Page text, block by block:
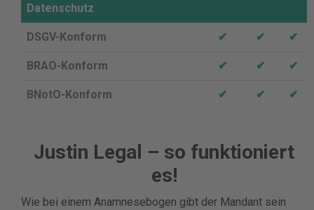
Datenschutz
DSGV-Konform ✔ ✔ ✔
BRAO-Konform ✔ ✔ ✔
BNotO-Konform ✔ ✔ ✔
Justin Legal – so funktioniert
es!
Wie bei einem Anamnesebogen gibt der Mandant sein